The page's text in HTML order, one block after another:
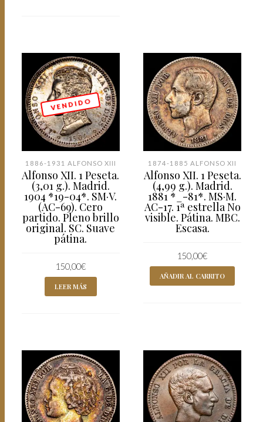
V E N D I D O
1886-1931 ALFONSO XIII
Alfonso XII. 1 Peseta.
(3,01 g.). Madrid.
1904 *19-04*. SM·V.
(AC-69). Cero
partido. Pleno brillo
original. SC. Suave
pátina.
150,00€
LEER MÁS
1874-1885 ALFONSO XII
Alfonso XII. 1 Peseta.
(4,99 g.). Madrid.
1881 *_-81*. MS·M.
AC-17. 1ª estrella No
visible. Pátina. MBC.
Escasa.
150,00€
AÑADIR AL CARRITO